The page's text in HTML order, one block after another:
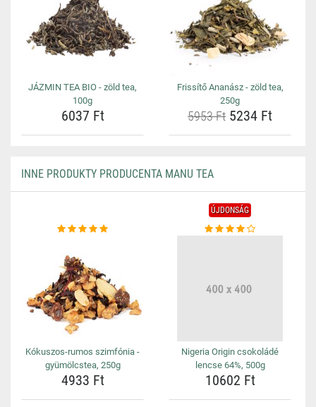
JÁZMIN TEA BIO - zöld tea,
100g
6037 Ft
Frissítő Ananász - zöld tea,
250g
5953 Ft 5234 Ft
INNE PRODUKTY PRODUCENTA MANU TEA
Kókuszos-rumos szimfónia -
gyümölcstea, 250g
4933 Ft
ÚJDONSÁG
Nigeria Origin csokoládé
lencse 64%, 500g
10602 Ft